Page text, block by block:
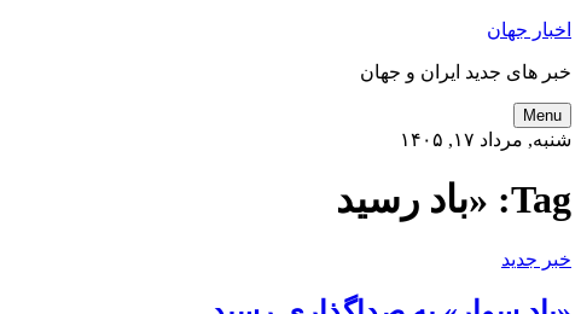
اخبار جهان
خبر های جدید ایران و جهان
Menu
شنبه, مرداد ۱۷, ۱۴۰۵
Tag: «باد رسید
خبر جدید